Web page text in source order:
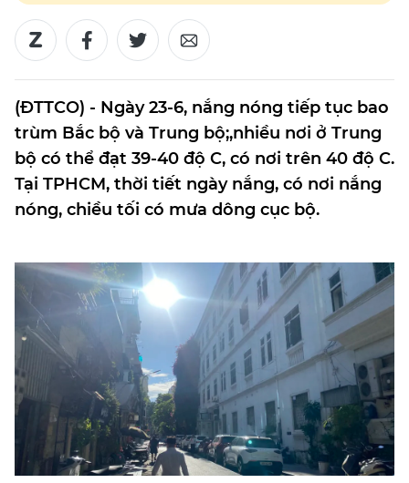
(ĐTTCO) - Ngày 23-6, nắng nóng tiếp tục bao
trùm Bắc bộ và Trung bộ;,nhiều nơi ở Trung
bộ có thể đạt 39-40 độ C, có nơi trên 40 độ C.
Tại TPHCM, thời tiết ngày nắng, có nơi nắng
nóng, chiều tối có mưa dông cục bộ.